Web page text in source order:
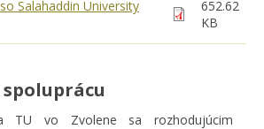
Salahaddin University
652.62
KB
TU vo Zvolene sa rozhodujúcim